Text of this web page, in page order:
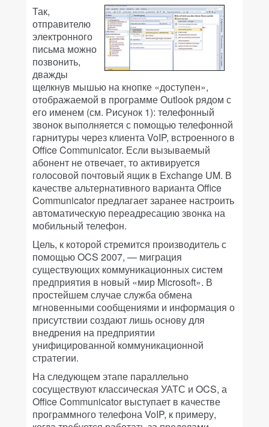
Так,
отправителю
электронного
письма можно
позвонить,
дважды
щелкнув мышью на кнопке «доступен»,
отображаемой в программе Outlook рядом с
его именем (см. Рисунок 1): телефонный
звонок выполняется с помощью телефонной
гарнитуры через клиента VoIP, встроенного в
Office Communicator. Если вызываемый
абонент не отвечает, то активируется
голосовой почтовый ящик в Exchange UM. В
качестве альтернативного варианта Office
Communicator предлагает заранее настроить
автоматическую переадресацию звонка на
мобильный телефон.
Цель, к которой стремится производитель с
помощью OCS 2007, — миграция
существующих коммуникационных систем
предприятия в новый «мир Microsoft». В
простейшем случае служба обмена
мгновенными сообщениями и информация о
присутствии создают лишь основу для
внедрения на предприятии
унифицированной коммуникационной
стратегии.
На следующем этапе параллельно
сосуществуют классическая УАТС и OCS, а
Office Communicator выступает в качестве
программного телефона VoIP, к примеру,